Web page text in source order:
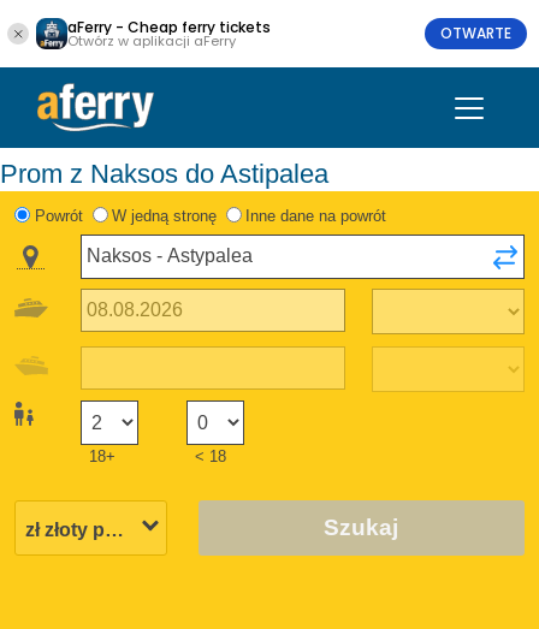
aFerry - Cheap ferry tickets
Otwórz w aplikacji aFerry OTWARTE
Prom z Naksos do Astipalea
Powrót W jedną stronę Inne dane na powrót
18+ < 18
Szukaj